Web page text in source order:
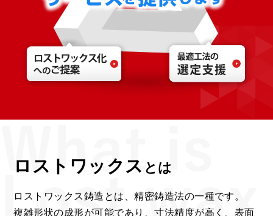
ロストワックス とは
ロストワックス鋳造とは、精密鋳造法の一種です。
複雑形状の成形が可能であり、寸法精度が高く、表面